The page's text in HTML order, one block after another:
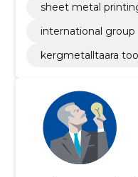
sheet metal
international group
kergmetalltaara